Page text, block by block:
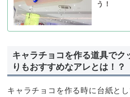
う！
キャラチョコを作る道具でク
りもおすすめなアレとは！？
キャラチョコを作る時に台紙と